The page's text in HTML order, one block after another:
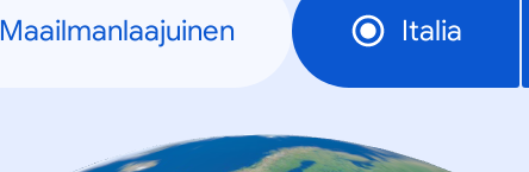
Maailmanlaajuinen Italia